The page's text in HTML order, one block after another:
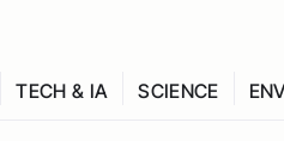
TECH & IA SCIENCE